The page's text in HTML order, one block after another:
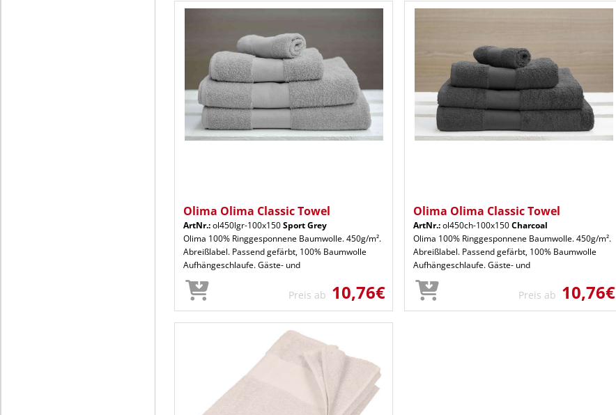
Olima Olima Classic Towel
ArtNr.:ol450lgr-100x150Sport Grey
Olima 100% Ringgesponnene Baumwolle. 450g/m².
Abreißlabel. Passend gefärbt, 100% Baumwolle
Aufhängeschlaufe. Gäste- und
Preis ab 10,76€
Olima Olima Classic Towel
ArtNr.:ol450ch-100x150Charcoal
Olima 100% Ringgesponnene Baumwolle. 450g/m².
Abreißlabel. Passend gefärbt, 100% Baumwolle
Aufhängeschlaufe. Gäste- und
Preis ab 10,76€